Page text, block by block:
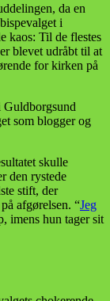
da en
i
kaos: Til de flestes
blevet udråbt til at
for kirken på
som blogger og
skulle
den rystede
stift, der
afgørelsen. “Jeg
imens hun tager sit